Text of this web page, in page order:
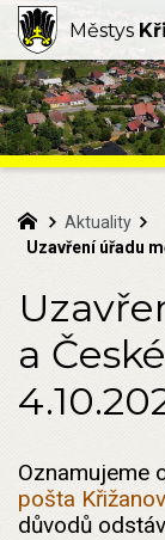
Aktuality
Uzavření úřadu
a
Oznamujeme
pošta Křižanov
důvodů
Městys